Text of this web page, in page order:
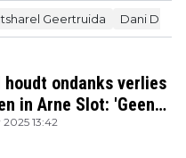
Geertruida Dani De
houdt ondanks verlies
in Arne Slot: 'Geen
13:42